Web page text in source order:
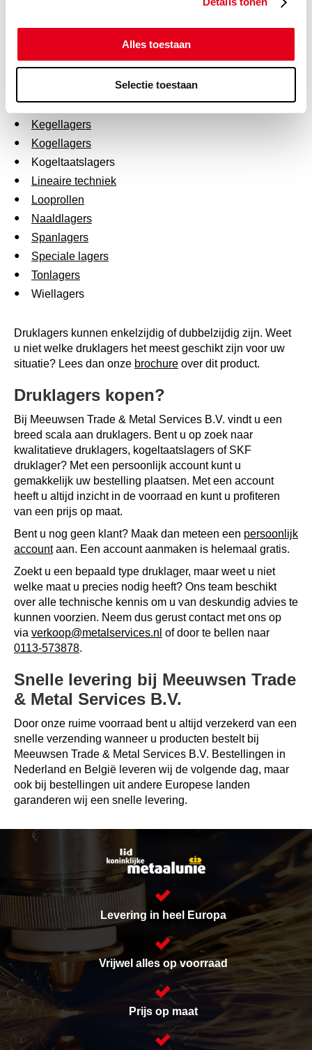
Alles toestaan
Selectie toestaan
u niet welke druklagers het meest geschikt zijn voor uw
situatie? Lees dan onzebrochureover dit product.
Druklagers
Hoekcontactlagers
INA lagers
Kegellagers
Kogellagers
Kogeltaatslagers
Lineaire techniek
Looprollen
Naaldlagers
Spanlagers
Speciale lagers
Tonlagers
Wiellagers
Druklagers kunnen enkelzijdig of dubbelzijdig zijn. Weet
u niet welke druklagers het meest geschikt zijn voor uw
situatie? Lees dan onze brochure over dit product.
Druklagers kopen?
Bij Meeuwsen Trade & Metal Services B.V. vindt u een
breed scala aan druklagers. Bent u op zoek naar
kwalitatieve druklagers, kogeltaatslagers of SKF
druklager? Met een persoonlijk account kunt u
gemakkelijk uw bestelling plaatsen. Met een account
heeft u altijd inzicht in de voorraad en kunt u profiteren
van een prijs op maat.
Bent u nog geen klant? Maak dan meteen een persoonlijk
accountaan. Een account aanmaken is helemaal gratis.
Zoekt u een bepaald type druklager, maar weet u niet
welke maat u precies nodig heeft? Ons team beschikt
over alle technische kennis om u van deskundig advies te
kunnen voorzien. Neem dus gerust contact met ons op
via verkoop@metalservices.nl of door te bellen naar
0113-573878.
Snelle levering bij Meeuwsen Trade
& Metal Services B.V.
Door onze ruime voorraad bent u altijd verzekerd van een
snelle verzending wanneer u producten bestelt bij
Meeuwsen Trade & Metal Services B.V. Bestellingen in
Nederland en België leveren wij de volgende dag, maar
ook bij bestellingen uit andere Europese landen
garanderen wij een snelle levering.
Levering in heel Europa
Vrijwel alles op voorraad
Prijs op maat